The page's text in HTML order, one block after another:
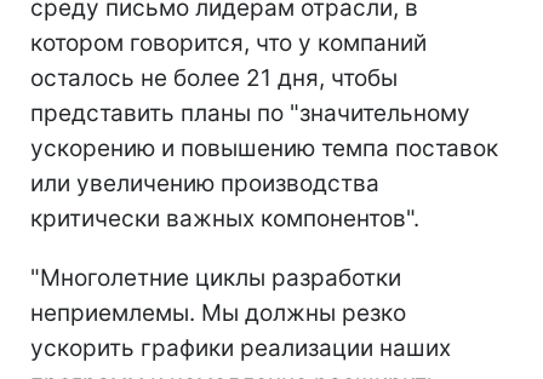
среду письмо лидерам отрасли, в
котором говорится, что у компаний
осталось не более 21 дня, чтобы
представить планы по "значительному
ускорению и повышению темпа поставок
или увеличению производства
критически важных компонентов".
"Многолетние циклы разработки
неприемлемы. Мы должны резко
ускорить графики реализации наших